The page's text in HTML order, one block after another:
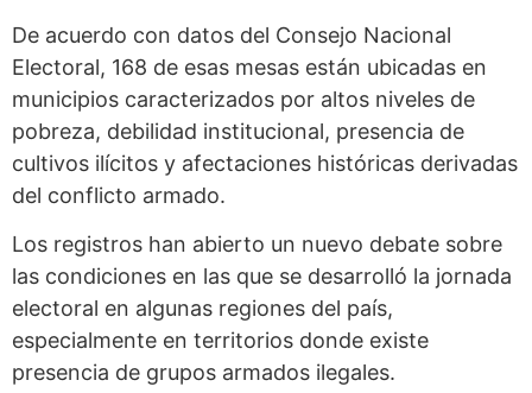
De acuerdo con datos del Consejo Nacional
Electoral, 168 de esas mesas están ubicadas en
municipios caracterizados por altos niveles de
pobreza, debilidad institucional, presencia de
cultivos ilícitos y afectaciones históricas derivadas
del conflicto armado.
Los registros han abierto un nuevo debate sobre
las condiciones en las que se desarrolló la jornada
electoral en algunas regiones del país,
especialmente en territorios donde existe
presencia de grupos armados ilegales.